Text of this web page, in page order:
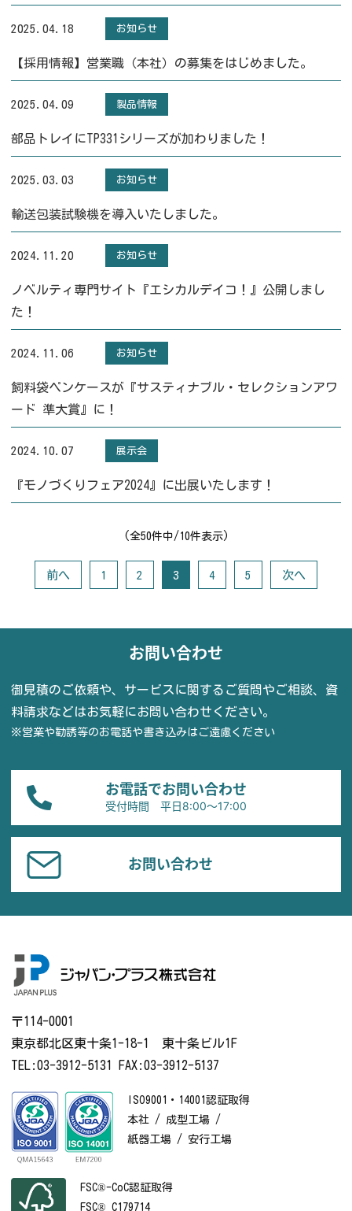
2025.04.18 お知らせ
【採用情報】営業職（本社）の募集をはじめました。
2025.04.09 製品情報
部品トレイにTP331シリーズが加わりました！
2025.03.03 お知らせ
輸送包装試験機を導入いたしました。
2024.11.20 お知らせ
ノベルティ専門サイト『エシカルデイコ！』公開しまし
た！
2024.11.06 お知らせ
飼料袋ペンケースが『サスティナブル・セレクションアワ
ード 準大賞』に！
2024.10.07 展示会
『モノづくりフェア2024』に出展いたします！
(全50件中/10件表示)
前へ 1 2 3 4 5 次へ
お問い合わせ
御見積のご依頼や、サービスに関するご質問やご相談、資
料請求などはお気軽にお問い合わせください。
※営業や勧誘等のお電話や書き込みはご遠慮ください
お電話でお問い合わせ
受付時間 平日8:00〜17:00
お問い合わせ
〒114-0001
東京都北区東十条1-18-1 東十条ビル1F
TEL:03-3912-5131 FAX:03-3912-5137
ISO9001・14001認証取得
本社 / 成型工場 /
紙器工場 / 安行工場
FSC®-CoC認証取得
FSC® C179714